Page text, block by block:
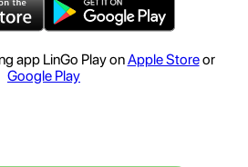
app LinGo Play onApple Storeor
Google Play